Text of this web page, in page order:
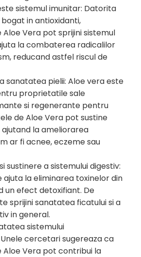
sistemul imunitar: Datorita
in antioxidanti,
Vera pot sprijini sistemul
la combaterea radicalilor
reducand astfel riscul de
sanatatea pielii: Aloe vera este
proprietatile sale
si regenerante pentru
de Aloe Vera pot sustine
la ameliorarea
ar fi acnee, eczeme sau
sustinere a sistemului digestiv:
la eliminarea toxinelor din
un efect detoxifiant. De
sprijini sanatatea ficatului si a
in general.
sistemului
cercetari sugereaza ca
Aloe Vera pot contribui la